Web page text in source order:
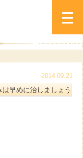
2014.09.21
早めに治しましょう